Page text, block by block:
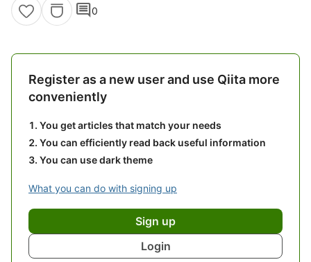
comment0
Register as a new user and use Qiita more
conveniently
You get articles that match your needs
You can efficiently read back useful information
You can use dark theme
What you can do with signing up
Sign up
Login